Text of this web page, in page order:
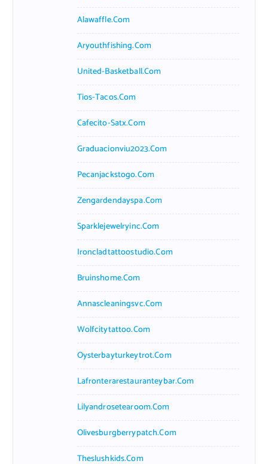
Alawaffle.com
Aryouthfishing.com
United-Basketball.com
Tios-Tacos.com
Cafecito-Satx.com
Graduacionviu2023.com
Pecanjackstogo.com
Zengardendayspa.com
Sparklejewelryinc.com
Ironcladtattoostudio.com
Bruinshome.com
Annascleaningsvc.com
Wolfcitytattoo.com
Oysterbayturkeytrot.com
Lafronterarestauranteybar.com
Lilyandrosetearoom.com
Olivesburgberrypatch.com
Theslushkids.com